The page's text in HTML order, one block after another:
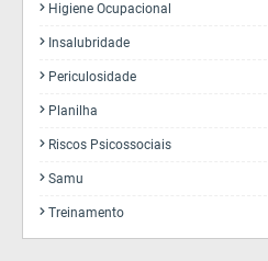
Higiene Ocupacional
Insalubridade
Periculosidade
Planilha
Riscos Psicossociais
Samu
Treinamento